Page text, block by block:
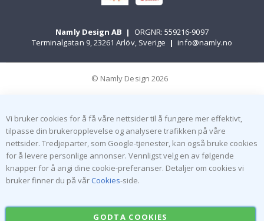
Namly Design AB |
ORGNR: 559216-9097
Terminalgatan 9, 23261 Arlöv, Sverige | info@namly.no
© Namly Design 2026
Vi bruker cookies for å få våre nettsider til å fungere mer effektivt,
tilpasse din brukeropplevelse og analysere trafikken på våre
nettsider. Tredjeparter, som Google-tjenester, kan også bruke cookies
for å levere personlige annonser. Vennligst velg en av følgende
knapper for å angi dine cookie-preferanser. Detaljer om cookies vi
bruker finner du på vår Cookies-side.
GODTA COOKIES